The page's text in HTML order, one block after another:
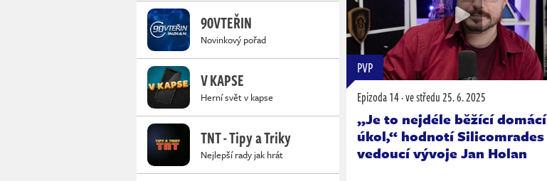
90VTEŘIN
Novinkový pořad
V KAPSE
Herní svět v kapse
TNT - Tipy a Triky
Nejlepší rady jak hrát
PVP
Epizoda 14·ve středu25. 6. 2025
„Je to nejdéle běžící domácí
úkol,“ hodnotí Silicomrades
vedoucí vývoje Jan Holan